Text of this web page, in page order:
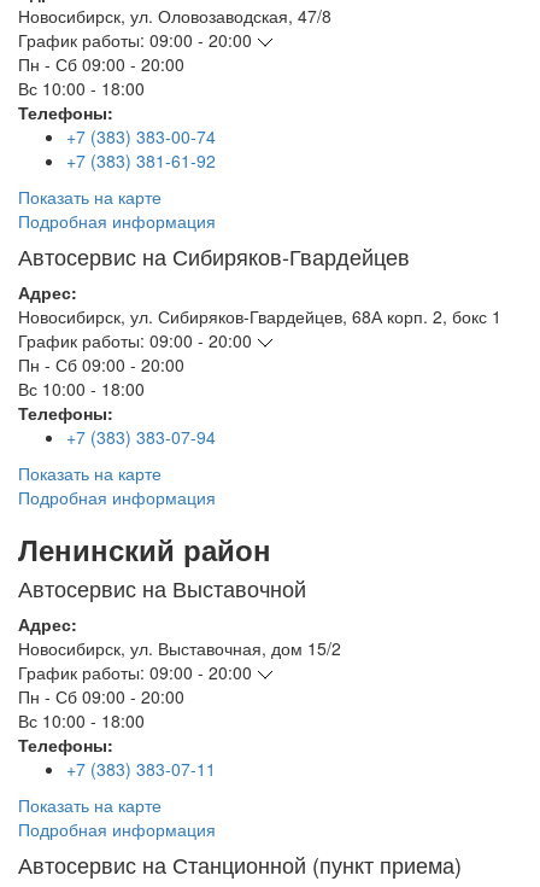
Новосибирск, ул. Оловозаводская, 47/8
График работы: 09:00 - 20:00
Пн - Сб 09:00 - 20:00
Вс 10:00 - 18:00
Телефоны:
+7 (383) 383-00-74
+7 (383) 381-61-92
Показать на карте
Подробная информация
Автосервис на Сибиряков-Гвардейцев
Адрес:
Новосибирск, ул. Сибиряков-Гвардейцев, 68А корп. 2, бокс 1
График работы: 09:00 - 20:00
Пн - Сб 09:00 - 20:00
Вс 10:00 - 18:00
Телефоны:
+7 (383) 383-07-94
Показать на карте
Подробная информация
Ленинский район
Автосервис на Выставочной
Адрес:
Новосибирск, ул. Выставочная, дом 15/2
График работы: 09:00 - 20:00
Пн - Сб 09:00 - 20:00
Вс 10:00 - 18:00
Телефоны:
+7 (383) 383-07-11
Показать на карте
Подробная информация
Автосервис на Станционной (пункт приема)